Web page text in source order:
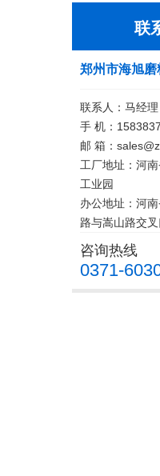
联
郑州市海旭磨
联系人：马经理
手 机：
邮 箱：
工厂地址：河
工业园
办公地址：河
路与嵩山路交
咨询热线
0371-